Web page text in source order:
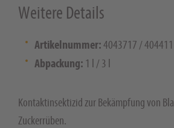
Weitere Details
Artikelnummer:4043717 /
Abpackung: 1 l / 3 l
Kontaktinsektizid zur Bekämpfung von
Zuckerrüben.